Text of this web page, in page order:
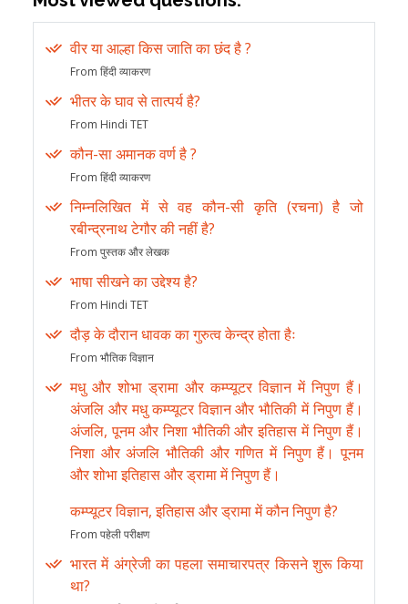
वीर या आल्हा किस जाति का छंद है ?
From हिंदी व्याकरण
भीतर के घाव से तात्पर्य है?
From Hindi TET
कौन-सा अमानक वर्ण है ?
From हिंदी व्याकरण
निम्नलिखित में से वह कौन-सी कृति (रचना) है जो
रबीन्द्रनाथ टेगौर की नहीं है?
From पुस्तक और लेखक
भाषा सीखने का उद्देश्य है?
From Hindi TET
दौड़ के दौरान धावक का गुरुत्व केन्द्र होता हैः
From भौतिक विज्ञान
मधु और शोभा ड्रामा और कम्प्यूटर विज्ञान में निपुण हैं।
अंजलि और मधु कम्प्यूटर विज्ञान और भौतिकी में निपुण हैं।
अंजलि, पूनम और निशा भौतिकी और इतिहास में निपुण हैं।
निशा और अंजलि भौतिकी और गणित में निपुण हैं। पूनम
और शोभा इतिहास और ड्रामा में निपुण हैं।
कम्प्यूटर विज्ञान, इतिहास और ड्रामा में कौन निपुण है?
From पहेली परीक्षण
भारत में अंग्रेजी का पहला समाचारपत्र किसने शुरू किया
था?